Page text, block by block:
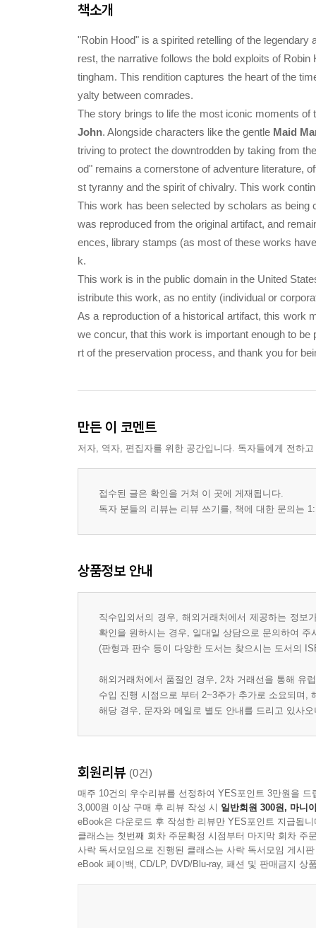
책소개
"Robin Hood" is a spirited retelling of the
rest, the narrative follows the bold exploits of
tingham. This rendition captures the heart of the
yalty between comrades.
The story brings to life the most iconic moments
John. Alongside characters like the gentle Maid
triving to protect the downtrodden by taking from
od" remains a cornerstone of adventure literature,
st tyranny and the spirit of chivalry. This work
This work has been selected by scholars as
was reproduced from the original artifact, and
ences, library stamps (as most of these works
k.
This work is in the public domain in the United
istribute this work, as no entity (individual or
As a reproduction of a historical artifact, this work
we concur, that this work is important enough to
rt of the preservation process, and thank you for
만든 이 코멘트
저자, 역자, 편집자를 위한 공간입니다. 독자들에게 전하
접수된 글은 확인을 거쳐 이 곳에 게재됩니다.
독자 분들의 리뷰는 리뷰 쓰기를, 책에 대한 문의는
상품정보 안내
직수입외서의 경우, 해외거래처에서 제공하는 정
확인을 원하시는 경우, 일대일 상담으로 문의하여 주
(판형과 판수 등이 다양한 도서는 찾으시는 도서의
해외거래처에서 품절인 경우, 2차 거래선을 통해 유
수입 진행 시점으로 부터 2~3주가 추가로 소요되며,
해당 경우, 문자와 메일로 별도 안내를 드리고 있사
회원리뷰 (0건)
매주 10건의 우수리뷰를 선정하여 YES포인트 3만원을 드
3,000원 이상 구매 후 리뷰 작성 시 일반회원 300원, 마니
eBook은 다운로드 후 작성한 리뷰만 YES포인트 지급됩니
클래스는 첫번째 회차 주문확정 시점부터 마지막 회차 주
사락 독서모임으로 진행된 클래스는 사락 독서모임 게시
eBook 페이백, CD/LP, DVD/Blu-ray, 패션 및 판매금지 상